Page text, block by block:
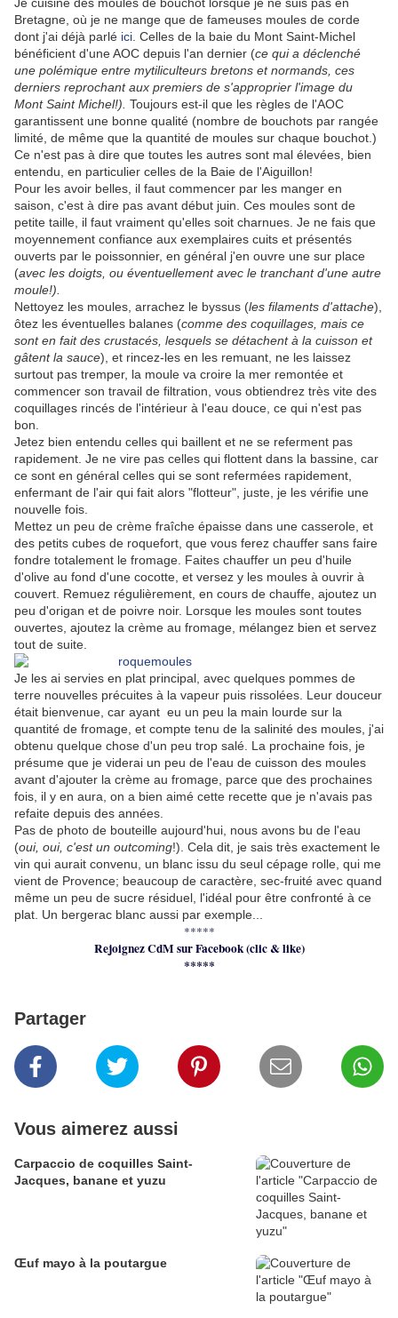
Bretagne, où je ne mange que de fameuses moules de corde
dont j'ai déjà parlé ici . Celles de la baie du Mont Saint-Michel
bénéficient d'une AOC depuis l'an dernier (ce qui a déclenché
une polémique entre mytiliculteurs bretons et normands, ces
derniers reprochant aux premiers de s'approprier l'image du
Mont Saint Michel!). Toujours est-il que les règles de l'AOC
garantissent une bonne qualité (nombre de bouchots par rangée
limité, de même que la quantité de moules sur chaque bouchot.)
Ce n'est pas à dire que toutes les autres sont mal élevées, bien
entendu, en particulier celles de la Baie de l'Aiguillon!
Pour les avoir belles, il faut commencer par les manger en
saison, c'est à dire pas avant début juin. Ces moules sont de
petite taille, il faut vraiment qu'elles soit charnues. Je ne fais que
moyennement confiance aux exemplaires cuits et présentés
ouverts par le poissonnier, en général j'en ouvre une sur place
(avec les doigts, ou éventuellement avec le tranchant d'une autre
moule!).
Nettoyez les moules, arrachez le byssus (les filaments d'attache),
ôtez les éventuelles balanes (comme des coquillages, mais ce
sont en fait des crustacés, lesquels se détachent à la cuisson et
gâtent la sauce), et rincez-les en les remuant, ne les laissez
surtout pas tremper, la moule va croire la mer remontée et
commencer son travail de filtration, vous obtiendrez très vite des
coquillages rincés de l'intérieur à l'eau douce, ce qui n'est pas
bon.
Jetez bien entendu celles qui baillent et ne se referment pas
rapidement. Je ne vire pas celles qui flottent dans la bassine, car
ce sont en général celles qui se sont refermées rapidement,
enfermant de l'air qui fait alors "flotteur", juste, je les vérifie une
nouvelle fois.
Mettez un peu de crème fraîche épaisse dans une casserole, et
des petits cubes de roquefort, que vous ferez chauffer sans faire
fondre totalement le fromage. Faites chauffer un peu d'huile
d'olive au fond d'une cocotte, et versez y les moules à ouvrir à
couvert. Remuez régulièrement, en cours de chauffe, ajoutez un
peu d'origan et de poivre noir. Lorsque les moules sont toutes
ouvertes, ajoutez la crème au fromage, mélangez bien et servez
tout de suite.
Je les ai servies en plat principal, avec quelques pommes de
terre nouvelles précuites à la vapeur puis rissolées. Leur douceur
était bienvenue, car ayant eu un peu la main lourde sur la
quantité de fromage, et compte tenu de la salinité des moules, j'ai
obtenu quelque chose d'un peu trop salé. La prochaine fois, je
présume que je viderai un peu de l'eau de cuisson des moules
avant d'ajouter la crème au fromage, parce que des prochaines
fois, il y en aura, on a bien aimé cette recette que je n'avais pas
refaite depuis des années.
Pas de photo de bouteille aujourd'hui, nous avons bu de l'eau
(oui, oui, c'est un outcoming!). Cela dit, je sais très exactement le
vin qui aurait convenu, un blanc issu du seul cépage rolle, qui me
vient de Provence; beaucoup de caractère, sec-fruité avec quand
même un peu de sucre résiduel, l'idéal pour être confronté à ce
plat. Un bergerac blanc aussi par exemple...
*****
Rejoignez CdM sur Facebook (clic & like)
*****
Partager
Vous aimerez aussi
Carpaccio de coquilles Saint-
Jacques, banane et yuzu
Œuf mayo à la poutargue